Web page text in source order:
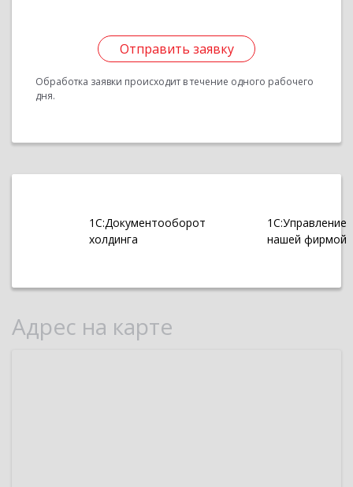
Отправить заявку
Обработка заявки происходит в течение одного рабочего
дня.
1С:Документооборот
холдинга
1С:Управление
нашей фирмой
Адрес на карте